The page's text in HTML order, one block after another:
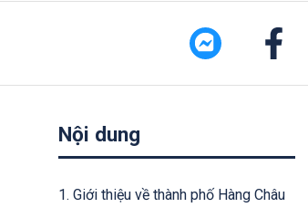
Nội dung
1. Giới thiệu về thành phố Hàng Châu